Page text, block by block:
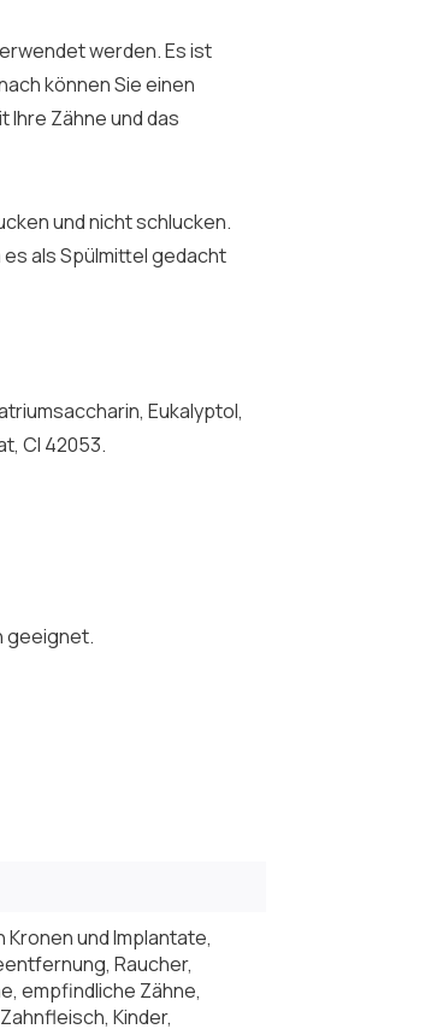
werden. Es ist
können Sie einen
Ihre Zähne und das
und nicht schlucken.
es als Spülmittel gedacht
Eukalyptol,
CI 42053.
geeignet.
Kronen und Implantate,
Raucher,
empfindliche Zähne,
Kinder,